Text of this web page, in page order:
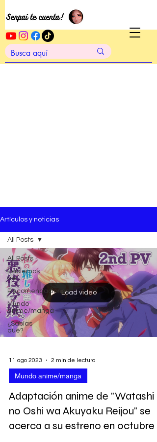
Artículos y noticias
All Posts
Hablemos
de
Recomendaciones
Mundo
anime/manga
¿Sabías
qué?
All Posts
Load video
11 ago 2023 2 min de lectura
Mundo anime/manga
Adaptación anime de "Watashi
no Oshi wa Akuyaku Reijou" se
acerca a su estreno en octubre